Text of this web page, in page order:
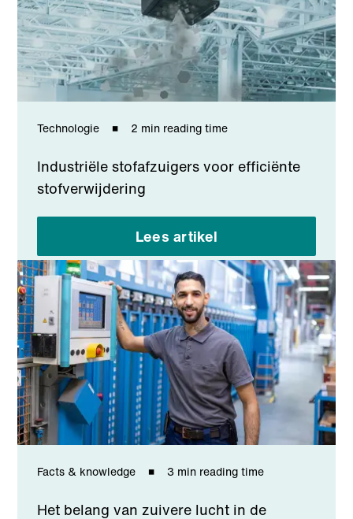
Technologie 2 min reading time
Industriële stofafzuigers voor efficiënte
stofverwijdering
Lees artikel
Facts & knowledge 3 min reading time
Het belang van zuivere lucht in de